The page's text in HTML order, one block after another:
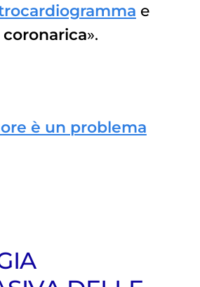
e
».
è un problema